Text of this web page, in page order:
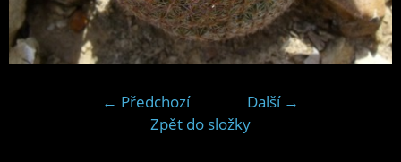
← Předchozí
Další →
Zpět do složky